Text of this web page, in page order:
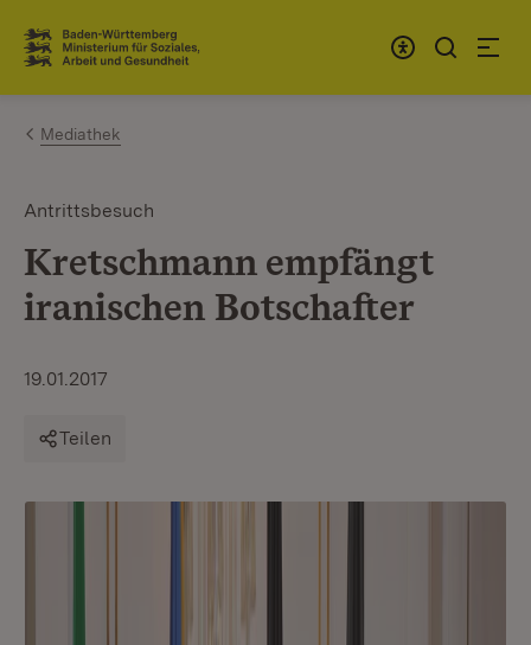
Zum Inhalt springen
Link zur Startseite
Mediathek
Antrittsbesuch
Kretschmann empfängt
iranischen Botschafter
19.01.2017
Teilen